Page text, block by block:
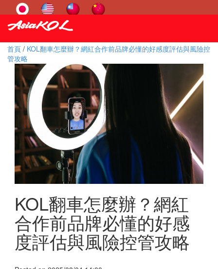
首頁 / KOL翻車怎麼辦？網紅合作前品牌必懂的好感度評估與風險控
管攻略
KOL翻車怎麼辦？網紅
合作前品牌必懂的好感
度評估與風險控管攻略